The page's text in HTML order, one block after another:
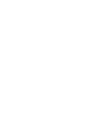
єпархії